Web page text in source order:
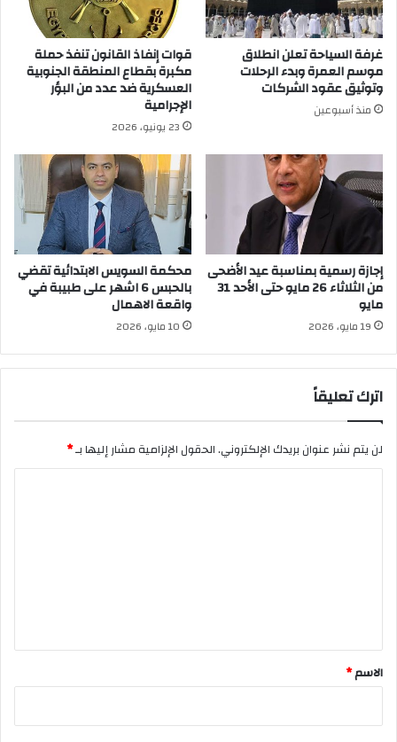
غرفة السياحة تعلن انطلاق
موسم العمرة وبدء الرحلات
وتوثيق عقود الشركات
منذ أسبوعين
قوات إنفاذ القانون تنفذ حملة
مكبرة بقطاع المنطقة الجنوبية
العسكرية ضد عدد من البؤر
الإجرامية
23 يونيو، 2026
إجازة رسمية بمناسبة عيد الأضحى
من الثلاثاء 26 مايو حتى الأحد 31
مايو
19 مايو، 2026
محكمة السويس الابتدائية تقضي
بالحبس 6 اشهر على طبيبة في
واقعة الاهمال
10 مايو، 2026
اترك تعليقاً
لن يتم نشر عنوان بريدك الإلكتروني.الحقول الإلزامية مشار إليها بـ*
*
الاسم*